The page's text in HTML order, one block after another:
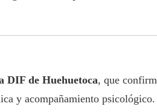
DIF de Huehuetoca, que
y acompañamiento psicológico.